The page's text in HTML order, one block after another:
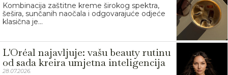
Kombinacija zaštitne kreme širokog spektra,
šešira, sunčanih naočala i odgovarajuće odjeće
klasična je...
L'Oréal najavljuje: vašu beauty rutinu
od sada kreira umjetna inteligencija
28.07.2026.